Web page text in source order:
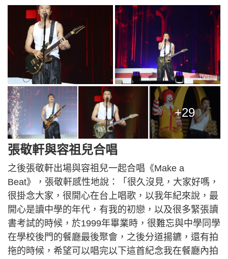
+29
張敬軒與容祖兒合唱
之後張敬軒出場與容祖兒一起合唱《Make a
Beat》，張敬軒感性地說：「很久沒見，大家好嗎，
很掛念大家，很開心在台上唱歌，以我年紀來說，最
開心是讀中學的年代，有我的初戀，以及很多緊張讀
書考試的時候，於1999年畢業時，很難忘與中學同學
在學校後門的餐廳最後聚會，之後分道揚鑣，還有拍
拖的時候，希望可以唱完以下這首紀念我在餐廳內拍